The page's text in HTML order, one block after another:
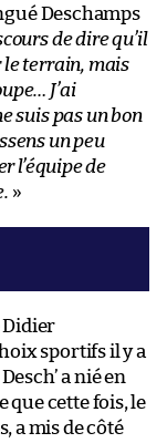
Deschamps
de dire qu’il
le terrain, mais
J’ai
suis pas un bon
un peu
l’équipe de
»
Didier
sportifs il y a
a nié en
que cette fois, le
a mis de côté